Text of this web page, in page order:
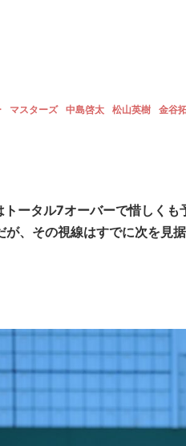
マスターズ 中島啓太 松山英樹 金谷
ータル7オーバーで惜しく
、その視線はすでに次を見据